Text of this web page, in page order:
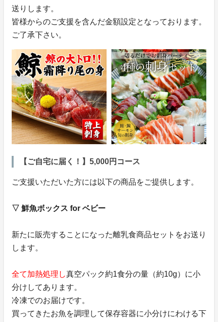
送りします。
皆様からのご支援を含んだ金額設定となっております。
ご了承下さい。
【ご自宅に届く！】5,000円コース
ご支援いただいた方には以下の商品をご提供します。
▽ 鮮魚ボックス for ベビー
新たに販売することになった離乳食商品セットをお送り
します。
全て加熱処理し真空パック約1食分の量（約10g）に小
分けしてあります。
冷凍でのお届けです。
買ってきたお魚を調理して保存容器に小分けにわける下